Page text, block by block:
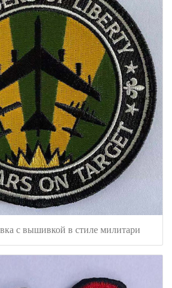
с вышивкой в ​​стиле милитари